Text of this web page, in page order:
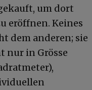
um dort
eröffnen. Keines
dem anderen; sie
nur in Grösse